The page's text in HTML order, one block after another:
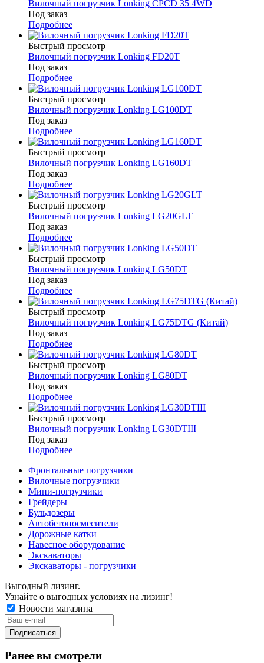
Вилочный погрузчик Lonking CPCD 35 4WD
Под заказ
Подробнее
Быстрый просмотр
Вилочный погрузчик Lonking FD20T
Под заказ
Подробнее
Быстрый просмотр
Вилочный погрузчик Lonking LG100DT
Под заказ
Подробнее
Быстрый просмотр
Вилочный погрузчик Lonking LG160DT
Под заказ
Подробнее
Быстрый просмотр
Вилочный погрузчик Lonking LG20GLT
Под заказ
Подробнее
Быстрый просмотр
Вилочный погрузчик Lonking LG50DT
Под заказ
Подробнее
Быстрый просмотр
Вилочный погрузчик Lonking LG75DTG (Китай)
Под заказ
Подробнее
Быстрый просмотр
Вилочный погрузчик Lonking LG80DT
Под заказ
Подробнее
Быстрый просмотр
Вилочный погрузчик Lonking LG30DTIII
Под заказ
Подробнее
Фронтальные погрузчики
Вилочные погрузчики
Мини-погрузчики
Грейдеры
Бульдозеры
Автобетоносмесители
Дорожные катки
Навесное оборудование
Экскаваторы
Экскаваторы - погрузчики
Выгодный лизинг.
Узнайте о выгодных условиях на лизинг!
Новости магазина
Ранее вы смотрели